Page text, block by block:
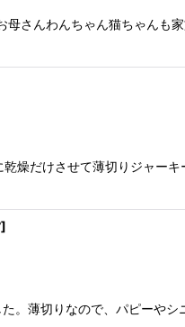
さんわんちゃん猫ちゃんも
燥だけさせて薄切りジャー
]
。薄切りなので、パピーや